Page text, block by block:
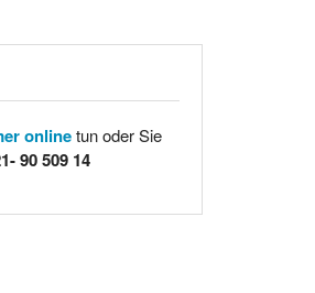
onlinetun oder Sie
90 509 14